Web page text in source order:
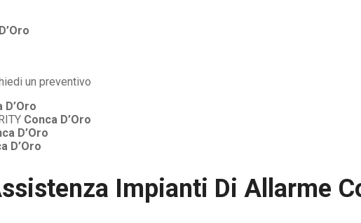
D’Oro
Conca D’Oro
D’Oro
D’Oro
Impianti Di Allarme